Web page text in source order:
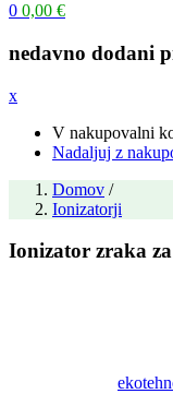
0 0,00 €
nedavno dodani
x
V nakupovalni
Nadaljuj z
Domov /
Ionizatorji
Ionizator zraka